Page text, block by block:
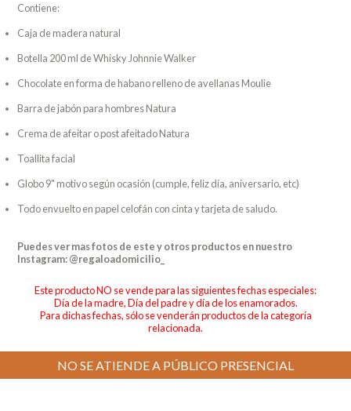
Contiene:
Caja de madera natural
Botella 200 ml de Whisky Johnnie Walker
Chocolate en forma de habano relleno de avellanas Moulie
Barra de jabón para hombres Natura
Crema de afeitar o post afeitado Natura
Toallita facial
Globo 9" motivo según ocasión (cumple, feliz día, aniversario, etc)
Todo envuelto en papel celofán con cinta y tarjeta de saludo.
Puedes ver mas fotos de este y otros productos en nuestro
Instagram: @regaloadomicilio_
Este producto NO se vende para las siguientes fechas especiales:
Día de la madre, Día del padre y día de los enamorados.
Para dichas fechas, sólo se venderán productos de la categoría
relacionada.
NO SE ATIENDE A PÚBLICO PRESENCIAL